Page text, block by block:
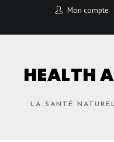
Mon compte
HEALTH
LA SANTÉ